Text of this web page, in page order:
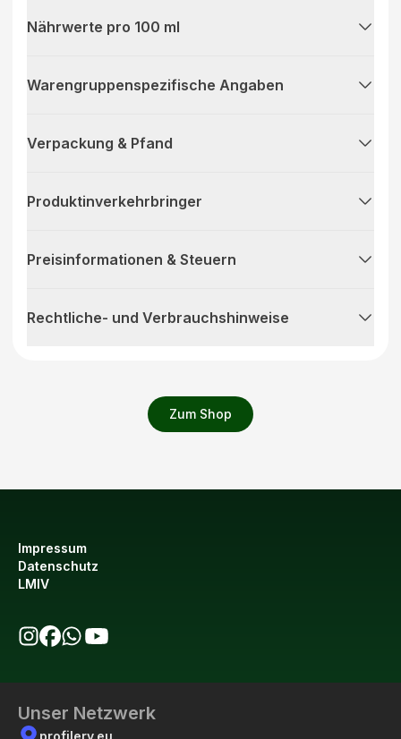
Zum Shop
Nährwerte pro 100 ml
Warengruppenspezifische Angaben
Verpackung & Pfand
Produktinverkehrbringer
Preisinformationen & Steuern
Rechtliche- und Verbrauchshinweise
Impressum
Datenschutz
LMIV
Unser Netzwerk
profilery.eu